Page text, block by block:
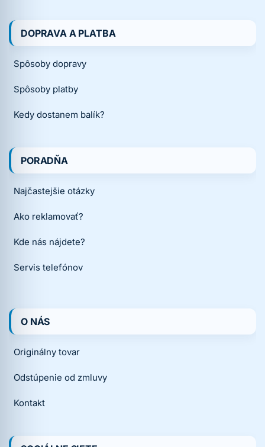
DOPRAVA A PLATBA
Spôsoby dopravy
Spôsoby platby
Kedy dostanem balík?
PORADŇA
Najčastejšie otázky
Ako reklamovať?
Kde nás nájdete?
Servis telefónov
O NÁS
Originálny tovar
Odstúpenie od zmluvy
Kontakt